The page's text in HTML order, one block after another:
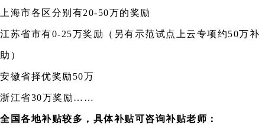
上海市各区分别有20-50万的奖励
江苏省市有0-25万奖励（另有示范试点上云专项约50万补
助）
安徽省择优奖励50万
浙江省30万奖励……
全国各地补贴较多，具体补贴可咨询补贴老师：